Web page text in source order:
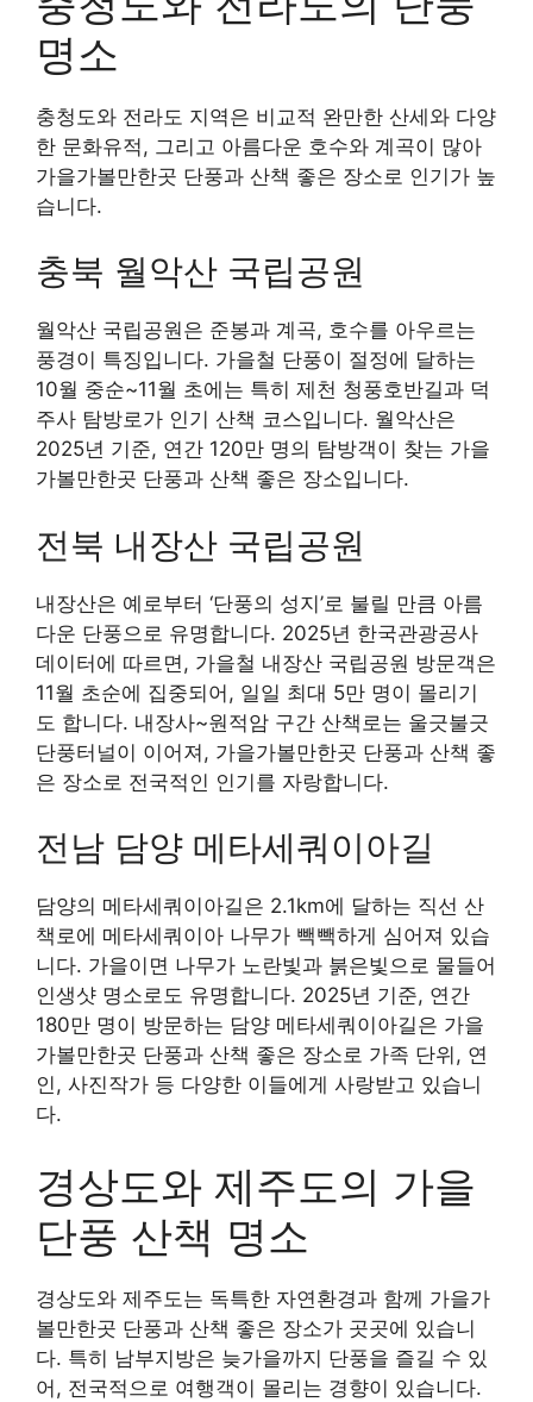
명소
충청도와 전라도 지역은 비교적 완만한 산세와 다양
한 문화유적, 그리고 아름다운 호수와 계곡이 많아
가을가볼만한곳 단풍과 산책 좋은 장소로 인기가 높
습니다.
충북 월악산 국립공원
월악산 국립공원은 준봉과 계곡, 호수를 아우르는
풍경이 특징입니다. 가을철 단풍이 절정에 달하는
10월 중순~11월 초에는 특히 제천 청풍호반길과 덕
주사 탐방로가 인기 산책 코스입니다. 월악산은
2025년 기준, 연간 120만 명의 탐방객이 찾는 가을
가볼만한곳 단풍과 산책 좋은 장소입니다.
전북 내장산 국립공원
내장산은 예로부터 ‘단풍의 성지’로 불릴 만큼 아름
다운 단풍으로 유명합니다. 2025년 한국관광공사
데이터에 따르면, 가을철 내장산 국립공원 방문객은
11월 초순에 집중되어, 일일 최대 5만 명이 몰리기
도 합니다. 내장사~원적암 구간 산책로는 울긋불긋
단풍터널이 이어져, 가을가볼만한곳 단풍과 산책 좋
은 장소로 전국적인 인기를 자랑합니다.
전남 담양 메타세쿼이아길
담양의 메타세쿼이아길은 2.1km에 달하는 직선 산
책로에 메타세쿼이아 나무가 빽빽하게 심어져 있습
니다. 가을이면 나무가 노란빛과 붉은빛으로 물들어
인생샷 명소로도 유명합니다. 2025년 기준, 연간
180만 명이 방문하는 담양 메타세쿼이아길은 가을
가볼만한곳 단풍과 산책 좋은 장소로 가족 단위, 연
인, 사진작가 등 다양한 이들에게 사랑받고 있습니
다.
경상도와 제주도의 가을
단풍 산책 명소
경상도와 제주도는 독특한 자연환경과 함께 가을가
볼만한곳 단풍과 산책 좋은 장소가 곳곳에 있습니
다. 특히 남부지방은 늦가을까지 단풍을 즐길 수 있
어, 전국적으로 여행객이 몰리는 경향이 있습니다.